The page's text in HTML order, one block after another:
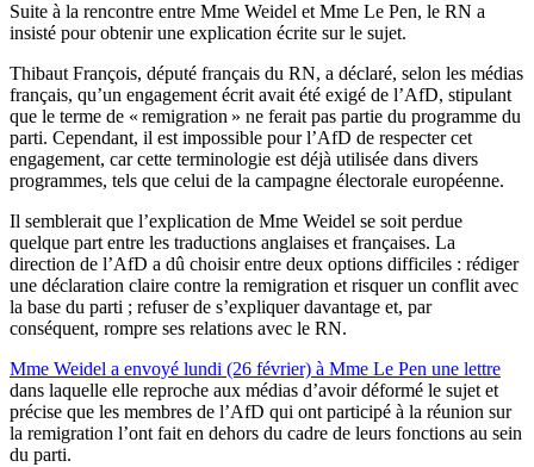
Suite à la rencontre entre Mme Weidel et Mme Le Pen, le RN a
insisté pour obtenir une explication écrite sur le sujet.
Thibaut François, député français du RN, a déclaré, selon les médias
français, qu’un engagement écrit avait été exigé de l’AfD, stipulant
que le terme de « remigration » ne ferait pas partie du programme du
parti. Cependant, il est impossible pour l’AfD de respecter cet
engagement, car cette terminologie est déjà utilisée dans divers
programmes, tels que celui de la campagne électorale européenne.
Il semblerait que l’explication de Mme Weidel se soit perdue
quelque part entre les traductions anglaises et françaises. La
direction de l’AfD a dû choisir entre deux options difficiles : rédiger
une déclaration claire contre la remigration et risquer un conflit avec
la base du parti ; refuser de s’expliquer davantage et, par
conséquent, rompre ses relations avec le RN.
Mme Weidel a envoyé lundi (26 février) à Mme Le Pen une lettre
dans laquelle elle reproche aux médias d’avoir déformé le sujet et
précise que les membres de l’AfD qui ont participé à la réunion sur
la remigration l’ont fait en dehors du cadre de leurs fonctions au sein
du parti.